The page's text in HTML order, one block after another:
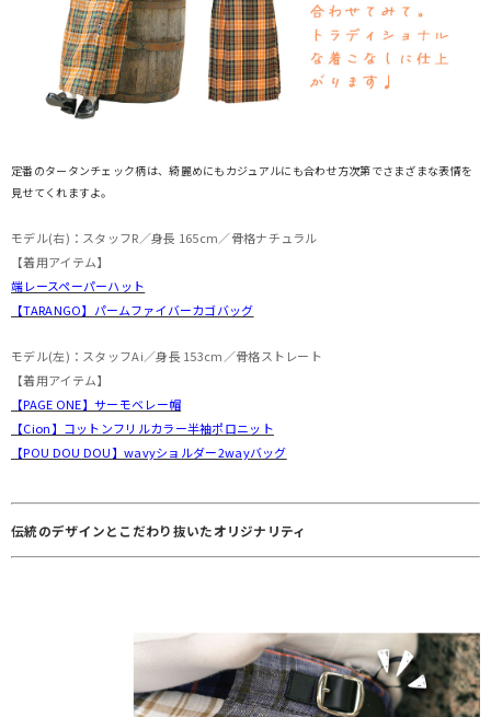
定番のタータンチェック柄は、綺麗めにもカジュアルにも合わせ方次第でさまざまな表情を
見せてくれますよ。
モデル(右)：スタッフR／身長 165cm／骨格ナチュラル
【着用アイテム】
端レースペーパーハット
【TARANGO】パームファイバーカゴバッグ
モデル(左)：スタッフAi／身長 153cm／骨格ストレート
【着用アイテム】
【PAGE ONE】サーモベレー帽
【Cion】コットンフリルカラー半袖ポロニット
【POU DOU DOU】wavyショルダー2wayバッグ
伝統のデザインとこだわり抜いたオリジナリティ